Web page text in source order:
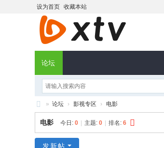
设为首页 收藏本站
论坛
X
T
» 论坛 › 影视专区 › 电影
电影 今日: 0 主题: 0 排名: 6
发新帖